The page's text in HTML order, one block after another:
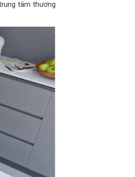
tâm thương